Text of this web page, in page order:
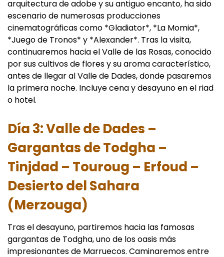
arquitectura de adobe y su antiguo encanto, ha sido
escenario de numerosas producciones
cinematográficas como *Gladiator*, *La Momia*,
*Juego de Tronos* y *Alexander*. Tras la visita,
continuaremos hacia el Valle de las Rosas, conocido
por sus cultivos de flores y su aroma característico,
antes de llegar al Valle de Dades, donde pasaremos
la primera noche. Incluye cena y desayuno en el riad
o hotel.
Día 3: Valle de Dades –
Gargantas de Todgha –
Tinjdad – Touroug – Erfoud –
Desierto del Sahara
(Merzouga)
Tras el desayuno, partiremos hacia las famosas
gargantas de Todgha, uno de los oasis más
impresionantes de Marruecos. Caminaremos entre